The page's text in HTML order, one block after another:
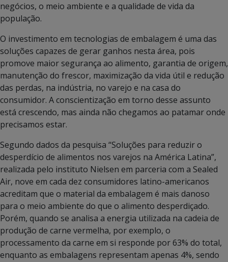
negócios, o meio ambiente e a qualidade de vida da
população.
O investimento em tecnologias de embalagem é uma das
soluções capazes de gerar ganhos nesta área, pois
promove maior segurança ao alimento, garantia de origem,
manutenção do frescor, maximização da vida útil e redução
das perdas, na indústria, no varejo e na casa do
consumidor. A conscientização em torno desse assunto
está crescendo, mas ainda não chegamos ao patamar onde
precisamos estar.
Segundo dados da pesquisa “Soluções para reduzir o
desperdício de alimentos nos varejos na América Latina”,
realizada pelo instituto Nielsen em parceria com a Sealed
Air, nove em cada dez consumidores latino-americanos
acreditam que o material da embalagem é mais danoso
para o meio ambiente do que o alimento desperdiçado.
Porém, quando se analisa a energia utilizada na cadeia de
produção de carne vermelha, por exemplo, o
processamento da carne em si responde por 63% do total,
enquanto as embalagens representam apenas 4%, sendo